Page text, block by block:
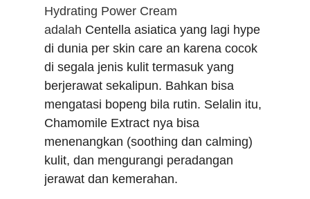
Hydrating Power Cream
adalah Centella asiatica yang lagi hype
di dunia per skin care an karena cocok
di segala jenis kulit termasuk yang
berjerawat sekalipun. Bahkan bisa
mengatasi bopeng bila rutin. Selalin itu,
Chamomile Extract nya bisa
menenangkan (soothing dan calming)
kulit, dan mengurangi peradangan
jerawat dan kemerahan.